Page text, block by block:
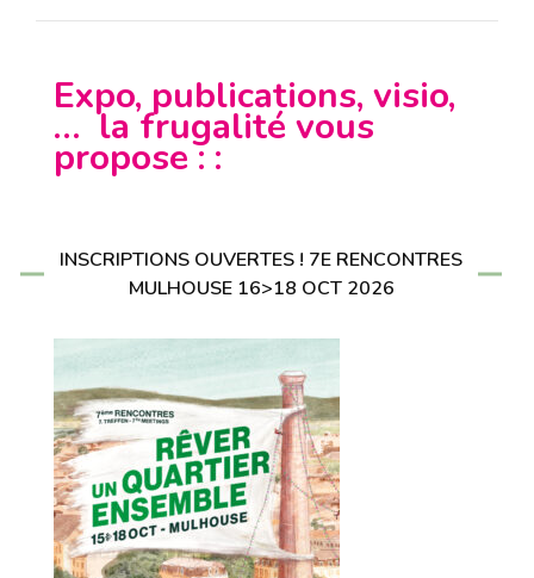
Expo, publications, visio,
… la frugalité vous
propose : :
INSCRIPTIONS OUVERTES ! 7E RENCONTRES
MULHOUSE 16>18 OCT 2026